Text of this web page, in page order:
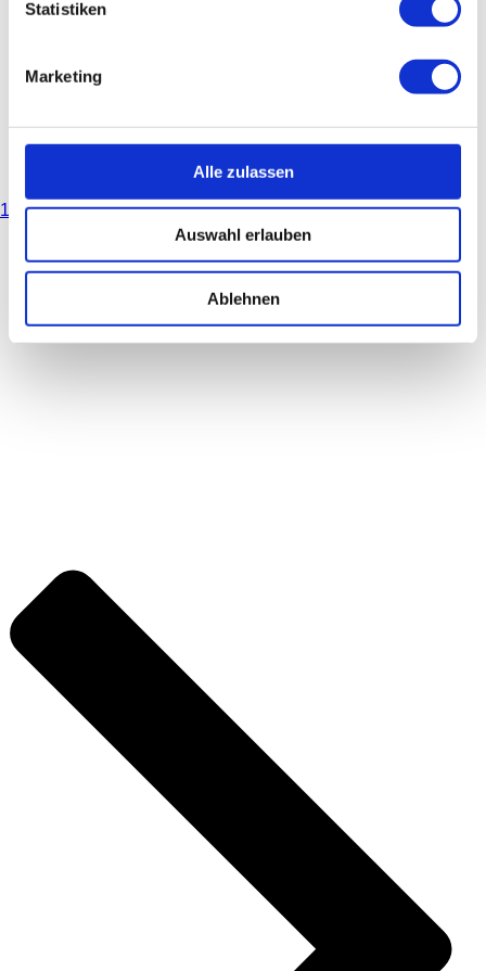
Statistiken
Marketing
Alle zulassen
Auswahl erlauben
Ablehnen
1 23